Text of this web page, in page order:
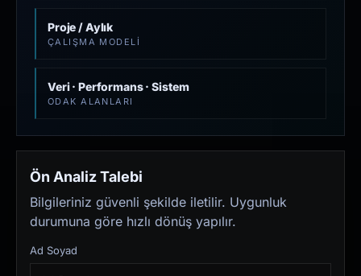
Proje / Aylık
ÇALIŞMA MODELI
Veri · Performans · Sistem
ODAK ALANLARI
Ön Analiz Talebi
Bilgileriniz güvenli şekilde iletilir. Uygunluk
durumuna göre hızlı dönüş yapılır.
Ad Soyad